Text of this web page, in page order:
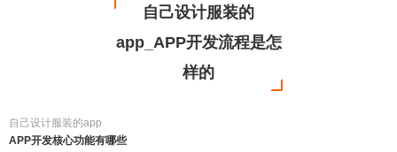
自己设计服装的
app_APP开发流程是怎
样的
自己设计服装的app
APP开发核心功能有哪些